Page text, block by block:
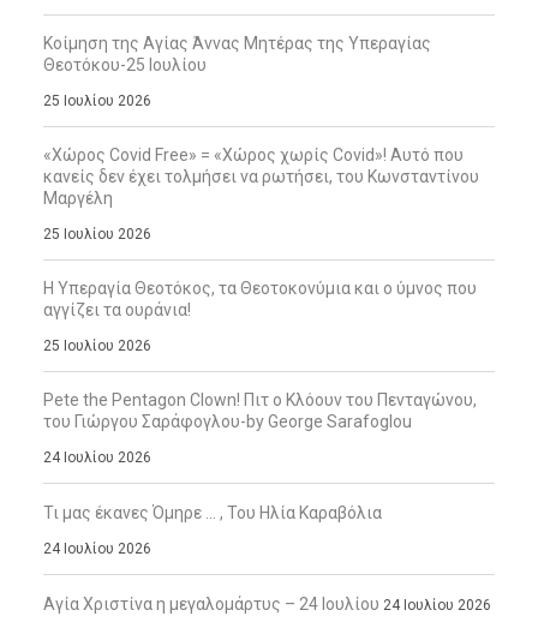
Κοίμηση της Αγίας Άννας Μητέρας της Υπεραγίας
Θεοτόκου-25 Ιουλίου
25 Ιουλίου 2026
«Χώρος Covid Free» = «Χώρος χωρίς Covid»! Αυτό που
κανείς δεν έχει τολμήσει να ρωτήσει, του Κωνσταντίνου
Μαργέλη
25 Ιουλίου 2026
Η Υπεραγία Θεοτόκος, τα Θεοτοκονύμια και ο ύμνος που
αγγίζει τα ουράνια!
25 Ιουλίου 2026
Pete the Pentagon Clown! Πιτ ο Κλόουν του Πενταγώνου,
του Γιώργου Σαράφογλου-by George Sarafoglou
24 Ιουλίου 2026
Τι μας έκανες Όμηρε … , Του Ηλία Καραβόλια
24 Ιουλίου 2026
Αγία Χριστίνα η μεγαλομάρτυς – 24 Ιουλίου 24 Ιουλίου 2026